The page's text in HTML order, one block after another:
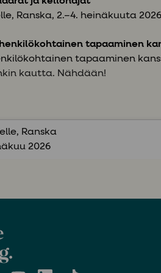
Ranska, 2.–4. heinäkuuta 2026
henkilökohtainen tapaaminen
tapaaminen
kautta. Nähdään!
Ranska
2026